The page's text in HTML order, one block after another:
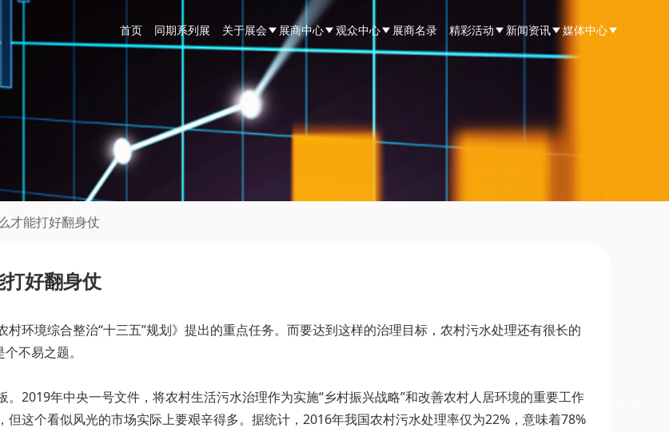
首页 同期系列展 关于展会 展商中心 观众中心 展商名录 精彩活动 新闻资讯 媒体中心
才能打好翻身仗
好翻身仗
村环境综合整治“十三五”规划》提出的重点任务。而要达到这样的治理目标，农村污水处理还有很长的
不易之题。
2019年中央一号文件，将农村生活污水治理作为实施“乡村振兴战略”和改善农村人居环境的重要工作
这个看似风光的市场实际上要艰辛得多。据统计，2016年我国农村污水处理率仅为22%，意味着78%